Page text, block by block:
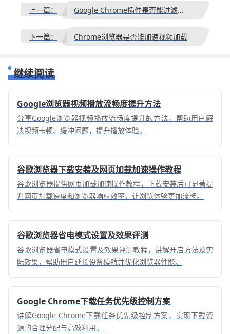
上一篇： Google Chrome插件是否能过滤网页敏感内容
下一篇： Chrome浏览器是否能加速视频加载
继续阅读
Google浏览器视频播放流畅度提升方法
分享Google浏览器视频播放流畅度提升的方法，帮助用户解
决视频卡顿、缓冲问题，提升播放体验。
谷歌浏览器下载安装及网页加载加速操作教程
谷歌浏览器提供网页加载加速操作教程，下载安装后可显著提
升网页加载速度和浏览器响应效率，让浏览体验更加流畅。
谷歌浏览器省电模式设置及效果评测
谷歌浏览器省电模式设置及效果评测教程，讲解开启方法及实
际效果，帮助用户延长设备续航并优化浏览器性能。
Google Chrome下载任务优先级控制方案
讲解Google Chrome下载任务优先级控制方案，实现下载资
源的合理分配与高效利用。